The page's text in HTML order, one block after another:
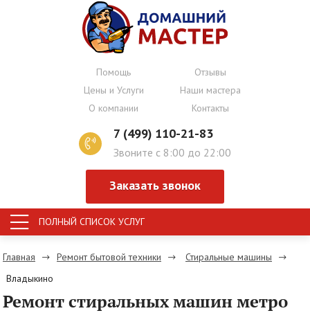
Помощь
Отзывы
Цены и Услуги
Наши мастера
О компании
Контакты
7 (499) 110-21-83
Звоните с 8:00 до 22:00
Заказать звонок
ПОЛНЫЙ СПИСОК УСЛУГ
Главная Ремонт бытовой техники Стиральные машины
Владыкино
Ремонт стиральных машин метро